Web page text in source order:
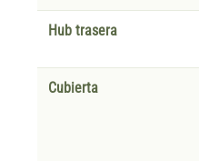
Hub trasera
Cubierta